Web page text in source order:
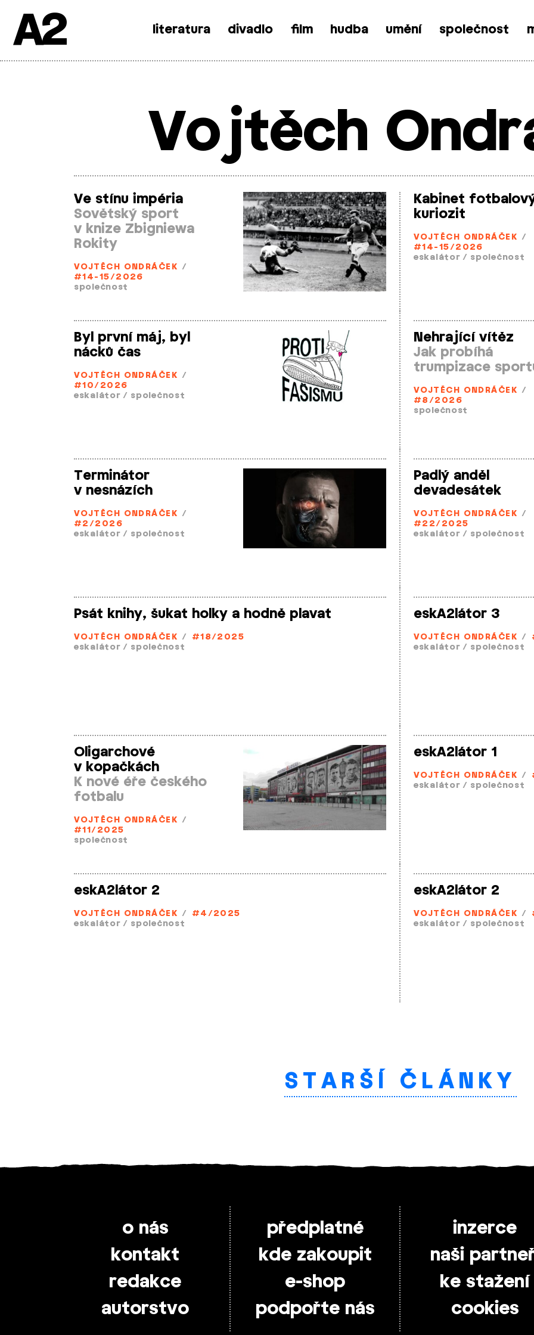
SkipA2 literatura divadlo film hudba umění společnost
Vojtěch
Ve stínu impéria
Sovětský sport
v knize Zbigniewa
Rokity
VOJTĚCH ONDRÁČEK /
#14-15/2026
společnost
Kabinet
kuriozit
VOJTĚCH ONDRÁČEK /
#14-15/2026
eskalátor / společnost
Byl první máj, byl
nácků čas
VOJTĚCH ONDRÁČEK /
#10/2026
eskalátor / společnost
Nehrající vítěz
Jak probíhá
trumpizace
VOJTĚCH ONDRÁČEK /
#8/2026
společnost
Terminátor
v nesnázích
VOJTĚCH ONDRÁČEK /
#2/2026
eskalátor / společnost
Padlý anděl
devadesátek
VOJTĚCH ONDRÁČEK /
#22/2025
eskalátor / společnost
Psát knihy, šukat holky a hodně plavat
VOJTĚCH ONDRÁČEK /
#18/2025
eskalátor / společnost
eskA2látor 3
VOJTĚCH ONDRÁČEK /
eskalátor / společnost
Oligarchové
v kopačkách
K nové éře českého
fotbalu
VOJTĚCH ONDRÁČEK /
#11/2025
společnost
eskA2látor 1
VOJTĚCH ONDRÁČEK /
eskalátor / společnost
eskA2látor 2
VOJTĚCH ONDRÁČEK /
#4/2025
eskalátor / společnost
eskA2látor 2
VOJTĚCH ONDRÁČEK /
eskalátor / společnost
STARŠÍ ČLÁNKY
o nás
kontakt
redakce
autorstvo
předplatné
kde zakoupit
e-shop
podpořte nás
inzerce
naši
ke stažení
cookies